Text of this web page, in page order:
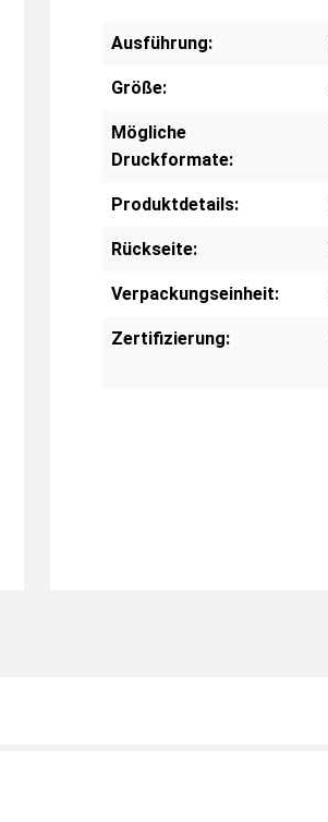
Ausführung:
Größe:
Mögliche
Druckformate:
Produktdetails:
Rückseite:
Verpackungseinheit:
Zertifizierung: